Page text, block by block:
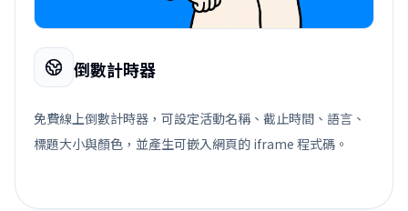
倒數計時器
免費線上倒數計時器，可設定活動名稱、截止時間、語言、
標題大小與顏色，並產生可嵌入網頁的 iframe 程式碼。